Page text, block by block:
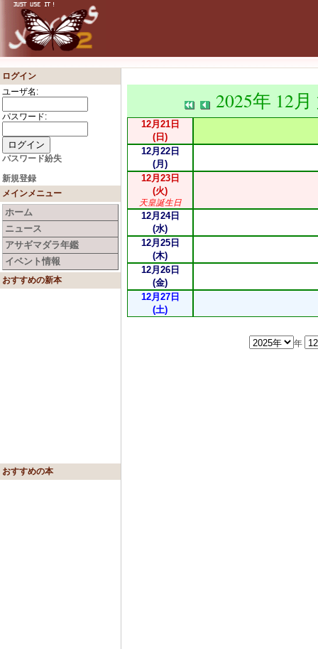
ログイン
ユーザ名:
パスワード:
パスワード紛失
新規登録
メインメニュー
ホーム
ニュース
アサギマダラ年鑑
イベント情報
おすすめの新本
おすすめの本
2025年 12
12月21日
(日)
12月22日
(月)
12月23日
(火)
天皇誕生日
12月24日
(水)
12月25日
(木)
12月26日
(金)
12月27日
(土)
年